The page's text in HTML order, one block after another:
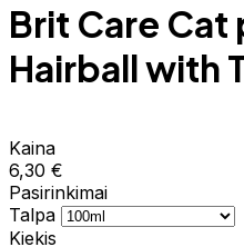
Brit Care Cat
Hairball with
Kaina
6,30 €
Pasirinkimai
Talpa
Kiekis